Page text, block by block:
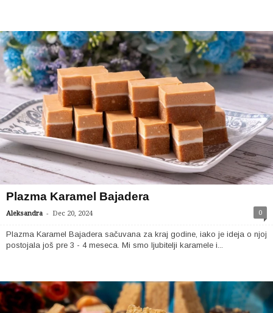
Plazma Karamel Bajadera
Aleksandra - Dec 20, 2024 0
Plazma Karamel Bajadera sačuvana za kraj godine, iako je ideja o njoj
postojala još pre 3 - 4 meseca. Mi smo ljubitelji karamele i...